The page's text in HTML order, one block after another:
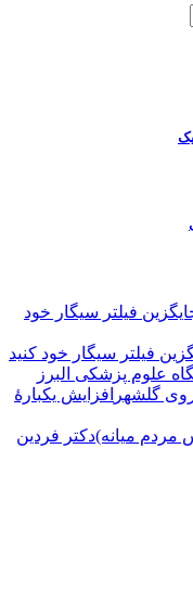
فیلتر سیگار خود کنید
علوم پزشکی البرز
افزایش یکبارۀ
دكتر فردين